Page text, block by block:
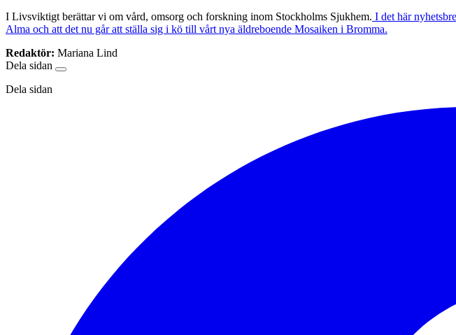
I Livsviktigt berättar vi om vård, omsorg och forskning inom Stockholms Sjukhem. I det här
Alma och att det nu går att ställa sig i kö till vårt nya äldreboende Mosaiken i Bromma.
Redaktör: Mariana Lind
Dela sidan
Dela sidan